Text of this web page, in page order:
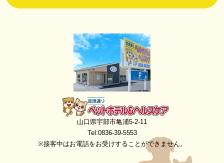
空港通りペットホテル＆ヘルスケア
山口県宇部市亀浦5-2-11
Tel:0836-39-5553
※接客中はお電話をお受けすることができません。